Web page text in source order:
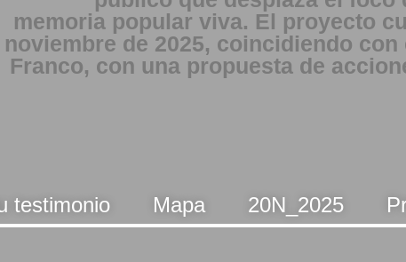
memoria popular viva. El proyecto
noviembre de 2025, coincidiendo
Franco, con una propuesta de
testimonio Mapa 20N_2025